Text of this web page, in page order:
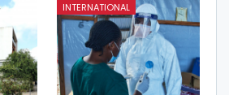
INTERNATIONAL